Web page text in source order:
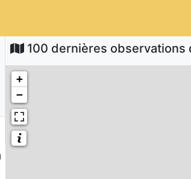
100 dernières observations
+
−